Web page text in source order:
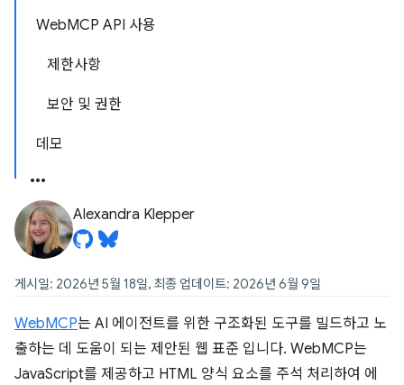
WebMCP API 사용
제한사항
보안 및 권한
데모
Alexandra Klepper
게시일: 2026년 5월 18일, 최종 업데이트: 2026년 6월 9일
WebMCP는 AI 에이전트를 위한 구조화된 도구를 빌드하고 노
출하는 데 도움이 되는 제안된 웹 표준 입니다. WebMCP는
JavaScript를 제공하고 HTML 양식 요소를 주석 처리하여 에